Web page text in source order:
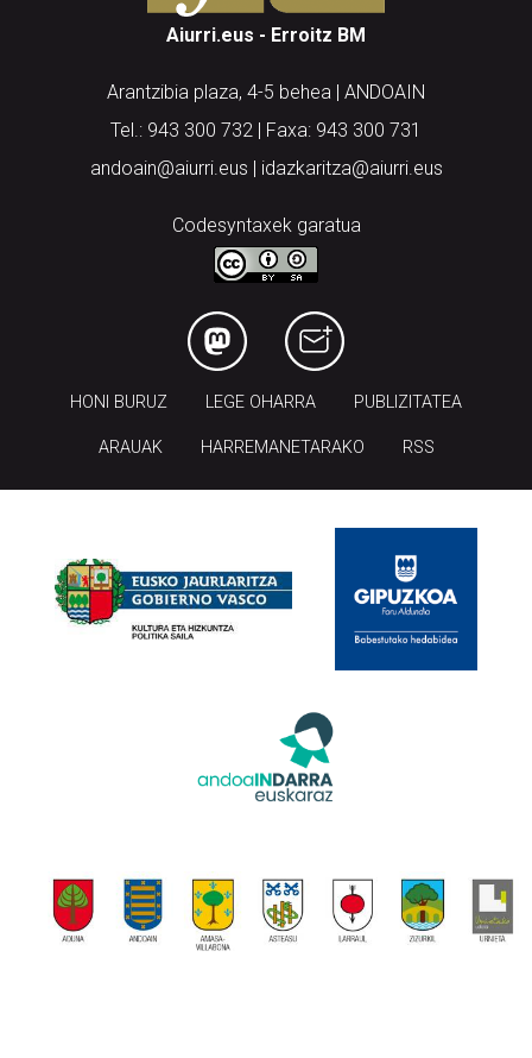
Aiurri.eus - Erroitz BM
Arantzibia plaza, 4-5 behea | ANDOAIN
Tel.: 943 300 732 | Faxa: 943 300 731
andoain@aiurri.eus | idazkaritza@aiurri.eus
Codesyntaxek garatua
HONI BURUZ LEGE OHARRA PUBLIZITATEA
ARAUAK HARREMANETARAKO RSS